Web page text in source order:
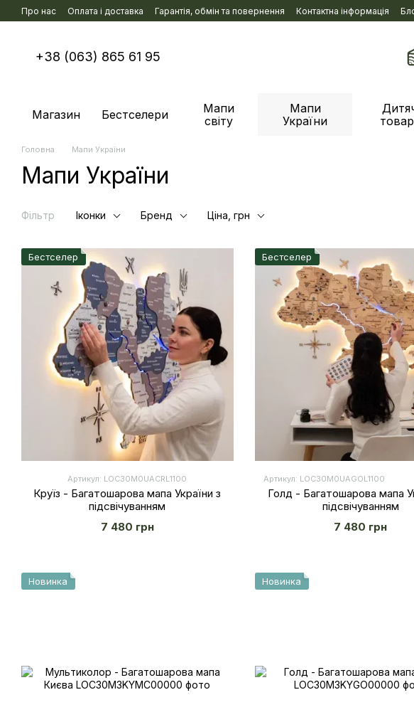
Перейти к основному контенту
Про нас Оплата і доставка Гарантія, обмін та повернення Контактна інформація
+38 (063) 865 61 95
Магазин Бестселери
Мапи
світу
Мапи
України
Головна Мапи України
Мапи України
Фільтр Іконки Бренд Ціна, грн
Бестселер
Артикул: LOС30M0UACRL1100
Круїз - Багатошарова мапа України з
підсвічуванням
7 480 грн
Бестселер
Артикул: LOС30M0UAGOL1100
Голд - Багатошарова мапа
підсвічуванням
7 480 грн
Новинка Новинка